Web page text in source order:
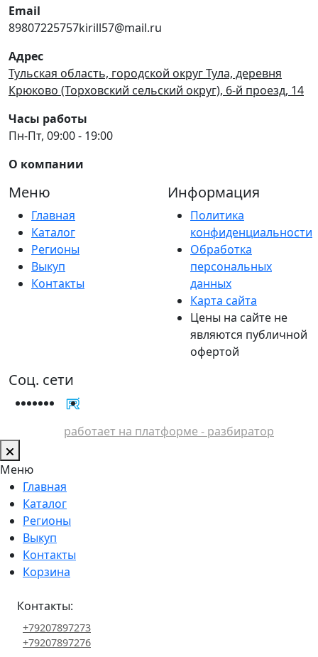
Email
89807225757kirill57@mail.ru
Адрес
Тульская область, городской округ Тула, деревня
Крюково (Торховский сельский округ), 6-й проезд, 14
Часы работы
Пн-Пт, 09:00 - 19:00
О компании
Меню
Главная
Каталог
Регионы
Выкуп
Контакты
Информация
Политика
конфиденциальности
Обработка
персональных
данных
Карта сайта
Цены на сайте не
являются публичной
офертой
Соц. сети
работает на платформе - разбиратор
Меню
Главная
Каталог
Регионы
Выкуп
Контакты
Корзина
Контакты:
+79207897273
+79207897276